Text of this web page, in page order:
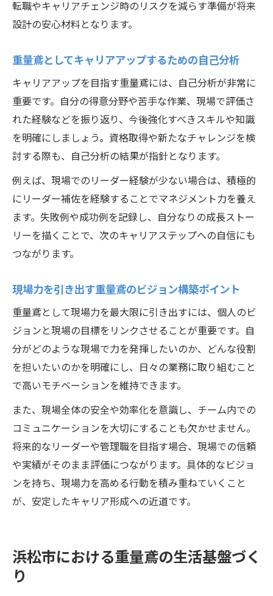
転職やキャリアチェンジ時のリスクを減らす準備が将来
設計の安心材料となります。
重量鳶としてキャリアアップするための自己分析
キャリアアップを目指す重量鳶には、自己分析が非常に
重要です。自分の得意分野や苦手な作業、現場で評価さ
れた経験などを振り返り、今後強化すべきスキルや知識
を明確にしましょう。資格取得や新たなチャレンジを検
討する際も、自己分析の結果が指針となります。
例えば、現場でのリーダー経験が少ない場合は、積極的
にリーダー補佐を経験することでマネジメント力を養え
ます。失敗例や成功例を記録し、自分なりの成長ストー
リーを描くことで、次のキャリアステップへの自信にも
つながります。
現場力を引き出す重量鳶のビジョン構築ポイント
重量鳶として現場力を最大限に引き出すには、個人のビ
ジョンと現場の目標をリンクさせることが重要です。自
分がどのような現場で力を発揮したいのか、どんな役割
を担いたいのかを明確にし、日々の業務に取り組むこと
で高いモチベーションを維持できます。
また、現場全体の安全や効率化を意識し、チーム内での
コミュニケーションを大切にすることも欠かせません。
将来的なリーダーや管理職を目指す場合、現場での信頼
や実績がそのまま評価につながります。具体的なビジョ
ンを持ち、現場力を高める行動を積み重ねていくこと
が、安定したキャリア形成への近道です。
浜松市における重量鳶の生活基盤づく
り